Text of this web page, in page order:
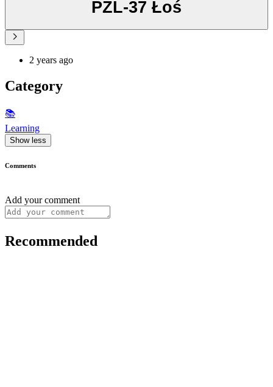
PZL-37 Łoś
2 years ago
Category
📚
Learning
Show less
Comments
Add your comment
Recommended